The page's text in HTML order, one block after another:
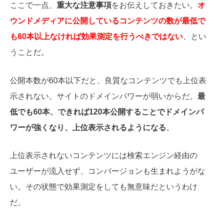
ここで一点、 重大な注意事項をお伝えしておきたい。 オ
ウンドメディアに公開しているコンテンツの数が最低で
も60本以上なければ効果測定を行うべきではない 、とい
うことだ。
公開本数が60本以下だと、良質なコンテンツでも上位表
示されない。サイトのドメインパワーが弱いからだ。 最
低でも60本、できれば120本公開することでドメインパ
ワーが強くなり、上位表示されるようになる。
上位表示されないコンテンツには検索エンジン経由の
ユーザーが流入せず、コンバージョンも生まれようがな
い。その状態で効果測定をしても無意味だというわけ
だ。